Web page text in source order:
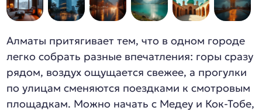
Алматы притягивает тем, что в одном городе
легко собрать разные впечатления: горы сразу
рядом, воздух ощущается свежее, а прогулки
по улицам сменяются поездками к смотровым
площадкам. Можно начать с Медеу и Кок-Тобе,